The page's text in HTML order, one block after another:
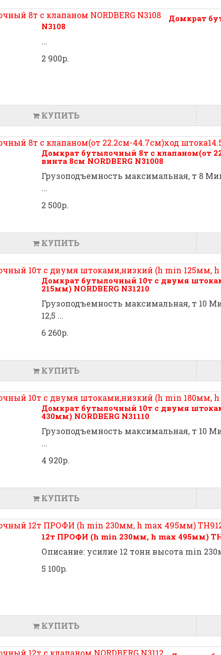
Домкрат
N3108
...
2 900р.
КУПИТЬ
Домкрат бутылочный 8т с клапаном(от
винта 8см NORDBERG N31008
Грузоподъемность максимальная, т 8
...
2 500р.
КУПИТЬ
Домкрат бутылочный 10т с двумя
215мм) NORDBERG N31210
Грузоподъемность максимальная, т 10
12,5 ...
6 260р.
КУПИТЬ
Домкрат бутылочный 10т с двумя
430мм) NORDBERG N31110
Грузоподъемность максимальная, т 10
...
4 920р.
КУПИТЬ
12т ПРОФИ (h min 230мм, h max 495мм)
Описание: усилие 12 тонн высота min
5 100р.
КУПИТЬ